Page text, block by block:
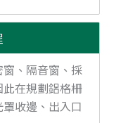
、隔音窗、採
在規劃鋁格柵
收邊、出入口